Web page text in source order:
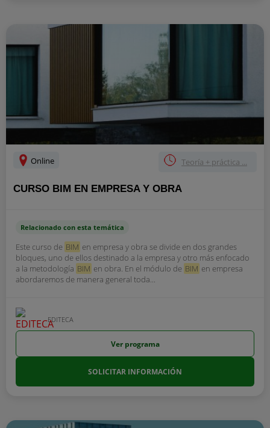
Online Teoría + práctica ...
CURSO BIM EN EMPRESA Y OBRA
Relacionado con esta temática
Este curso de BIM en empresa y obra se divide en dos grandes
bloques, uno de ellos destinado a la empresa y otro más enfocado
a la metodología BIM en obra. En el módulo de BIM en empresa
abordaremos de manera general toda...
EDITECA
Ver programa
SOLICITAR INFORMACIÓN